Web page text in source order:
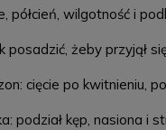
półcień, wilgotność i
posadzić, żeby przyjął
cięcie po kwitnieniu,
podział kęp, nasiona i